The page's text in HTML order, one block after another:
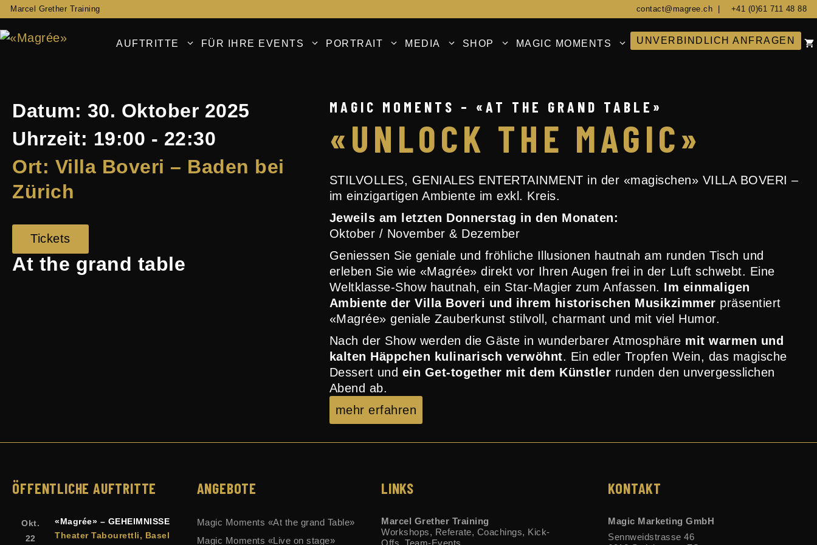
Zum
springen
contact@magree.ch +41 (0)61 711 48 88
Marcel Grether Training
AUFTRITTE FÜR IHRE EVENTS PORTRAIT MEDIA SHOP MAGIC MOMENTS UNVERBINDLICH ANFRAGEN
Datum: 30. Oktober 2025
Uhrzeit: 19:00 - 22:30
Ort: Villa Boveri – Baden bei
Zürich
Tickets
At the grand table
MAGIC MOMENTS – «AT THE GRAND TABLE»
«UNLOCK THE MAGIC»
STILVOLLES, GENIALES ENTERTAINMENT in der «magischen» VILLA BOVERI –
im einzigartigen Ambiente im exkl. Kreis.
Jeweils am letzten Donnerstag in den Monaten:
Oktober / November & Dezember
Geniessen Sie geniale und fröhliche Illusionen hautnah am runden Tisch und
erleben Sie wie «Magrée» direkt vor Ihren Augen frei in der Luft schwebt. Eine
Weltklasse-Show hautnah, ein Star-Magier zum Anfassen. Im einmaligen
Ambiente der Villa Boveri und ihrem historischen Musikzimmer präsentiert
«Magrée» geniale Zauberkunst stilvoll, charmant und mit viel Humor.
Nach der Show werden die Gäste in wunderbarer Atmosphäre mit warmen und
kalten Häppchen kulinarisch verwöhnt. Ein edler Tropfen Wein, das magische
Dessert und ein Get-together mit dem Künstler runden den unvergesslichen
Abend ab.
mehr erfahren
ÖFFENTLICHE AUFTRITTE
Okt.
22
«Magrée» – GEHEIMNISSE
Theater Tabourettli, Basel
ANGEBOTE
Magic Moments «At the grand Table»
Magic Moments «Live on stage»
LINKS
Marcel Grether Training
Workshops, Referate, Coachings, Kick-
KONTAKT
Magic Marketing GmbH
Sennweidstrasse 46